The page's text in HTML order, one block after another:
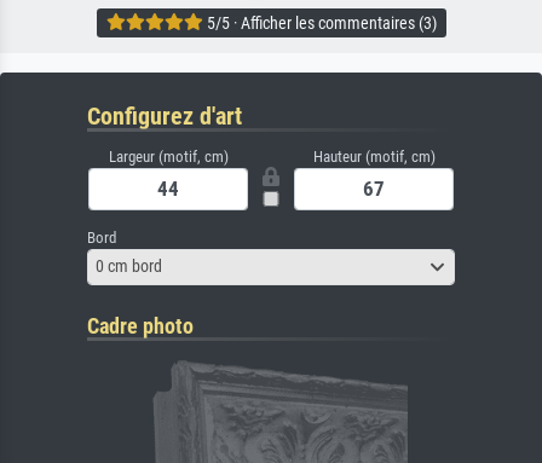
5/5 · Afficher les commentaires (3)
Configurez d'art
Largeur (motif, cm) Hauteur (motif, cm)
Bord
0 cm bord
Cadre photo